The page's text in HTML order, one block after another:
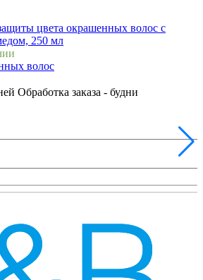
цвета окрашенных волос с
250 мл
волос
Обработка заказа - будни